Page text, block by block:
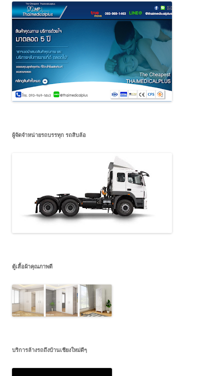
ผู้จัดจำหน่ายรถบรรทุก รถสิบล้อ
ตู้เสื้อผ้าคุณภาพดี
บริการล้างรถถึงบ้านเชียงใหม่ดีๆ